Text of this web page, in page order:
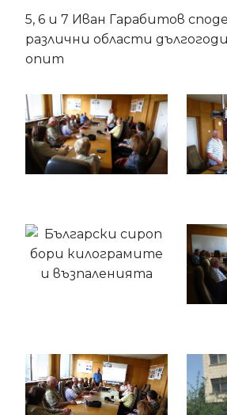
5, 6 и 7 Иван Гарабитов
различни области
опит